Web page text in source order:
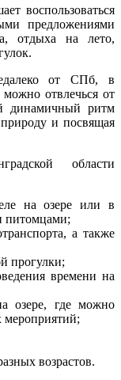
воспользоваться
предложениями
отдыха на лето,
от СПб, в
отвлечься от
динамичный ритм
и посвящая
области
на озере или в
питомцами;
а также
прогулки;
времени на
озере, где можно
мероприятий;
возрастов.